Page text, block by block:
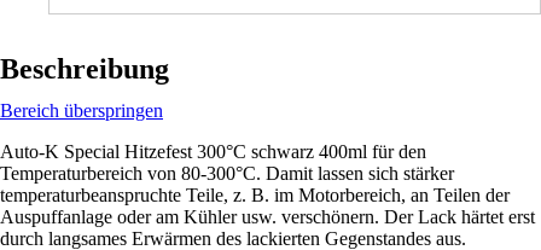
Beschreibung
Bereich überspringen
Auto-K Special Hitzefest 300°C schwarz 400ml für den
Temperaturbereich von 80-300°C. Damit lassen sich stärker
temperaturbeanspruchte Teile, z. B. im Motorbereich, an Teilen der
Auspuffanlage oder am Kühler usw. verschönern. Der Lack härtet erst
durch langsames Erwärmen des lackierten Gegenstandes aus.